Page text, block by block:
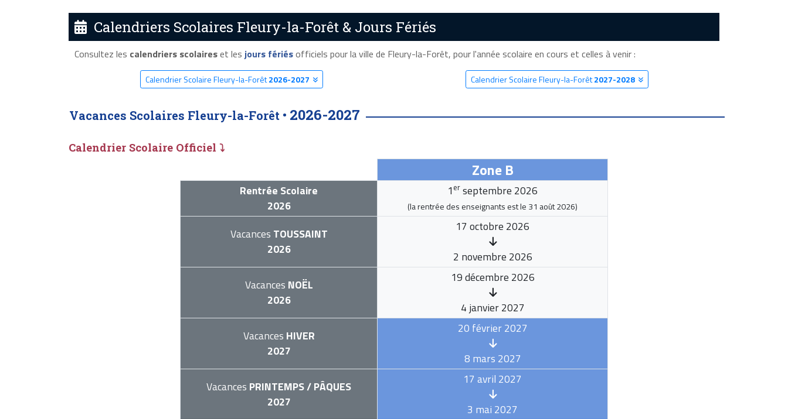
Calendriers Scolaires Fleury-la-Forêt & Jours Fériés
Consultez les calendriers scolaireset les jours fériésofficiels pour la ville de Fleury-la-Forêt, pour l'année scolaire en cours et celles à venir :
Calendrier Scolaire Fleury-la-Forêt2026-2027 Calendrier Scolaire Fleury-la-Forêt2027-2028
Vacances Scolaires Fleury-la-Forêt • 2026-2027
Calendrier Scolaire Officiel ⤵
Zone B
Rentrée Scolaire
2026
1 er septembre 2026
(la rentrée des enseignants est le 31 août 2026)
Vacances TOUSSAINT
2026
17 octobre 2026
2 novembre 2026
Vacances NOËL
2026
19 décembre 2026
4 janvier 2027
Vacances HIVER
2027
20 février 2027
8 mars 2027
Vacances PRINTEMPS / PÂQUES
2027
17 avril 2027
3 mai 2027